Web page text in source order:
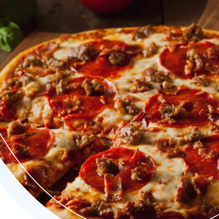
en yalanji, gevolgd door rijkgevulde schotels met